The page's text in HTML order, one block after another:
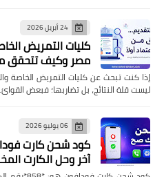
24 أبريل 2026
كليات التمريض
مصر وكيف تتحقق
إذا كنت تبحث عن كليات التمريض الخاصة
ليست قلة النتائج، بل تضاربها؛ فبعض
06 يوليو 2026
كود شحن كارت
آخر وحل الكارت